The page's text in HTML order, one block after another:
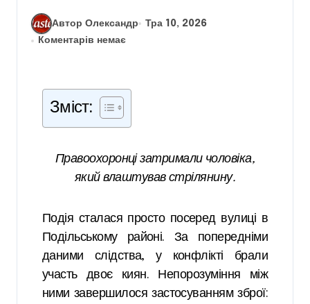
Автор Олександр
Тра 10, 2026
Коментарів немає
Зміст:
Правоохоронці затримали чоловіка,
який влаштував стрілянину.
Подія сталася просто посеред вулиці в
Подільському районі. За попередніми
даними слідства, у конфлікті брали
участь двоє киян. Непорозуміння між
ними завершилося застосуванням зброї: